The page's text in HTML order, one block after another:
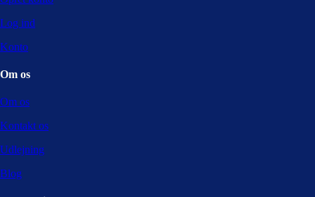
Log ind
Konto
Om os
Om os
Kontakt os
Udlejning
Blog